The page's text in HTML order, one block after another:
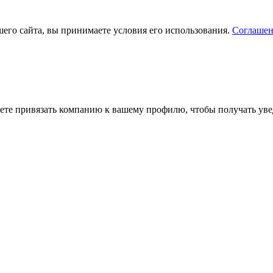
сайта, вы принимаете условия его использования.
привязать компанию к вашему профилю, чтобы получать